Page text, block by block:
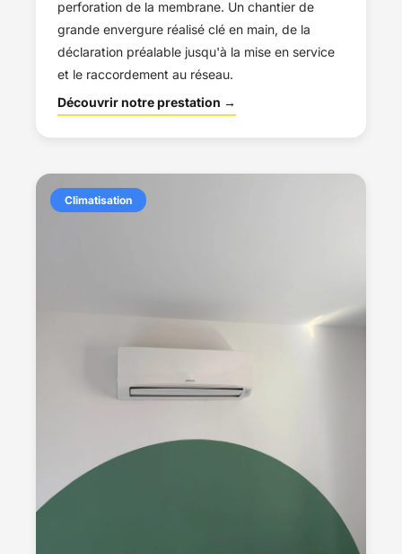
perforation de la membrane. Un chantier de
grande envergure réalisé clé en main, de la
déclaration préalable jusqu'à la mise en service
et le raccordement au réseau.
Découvrir notre prestation →
Climatisation